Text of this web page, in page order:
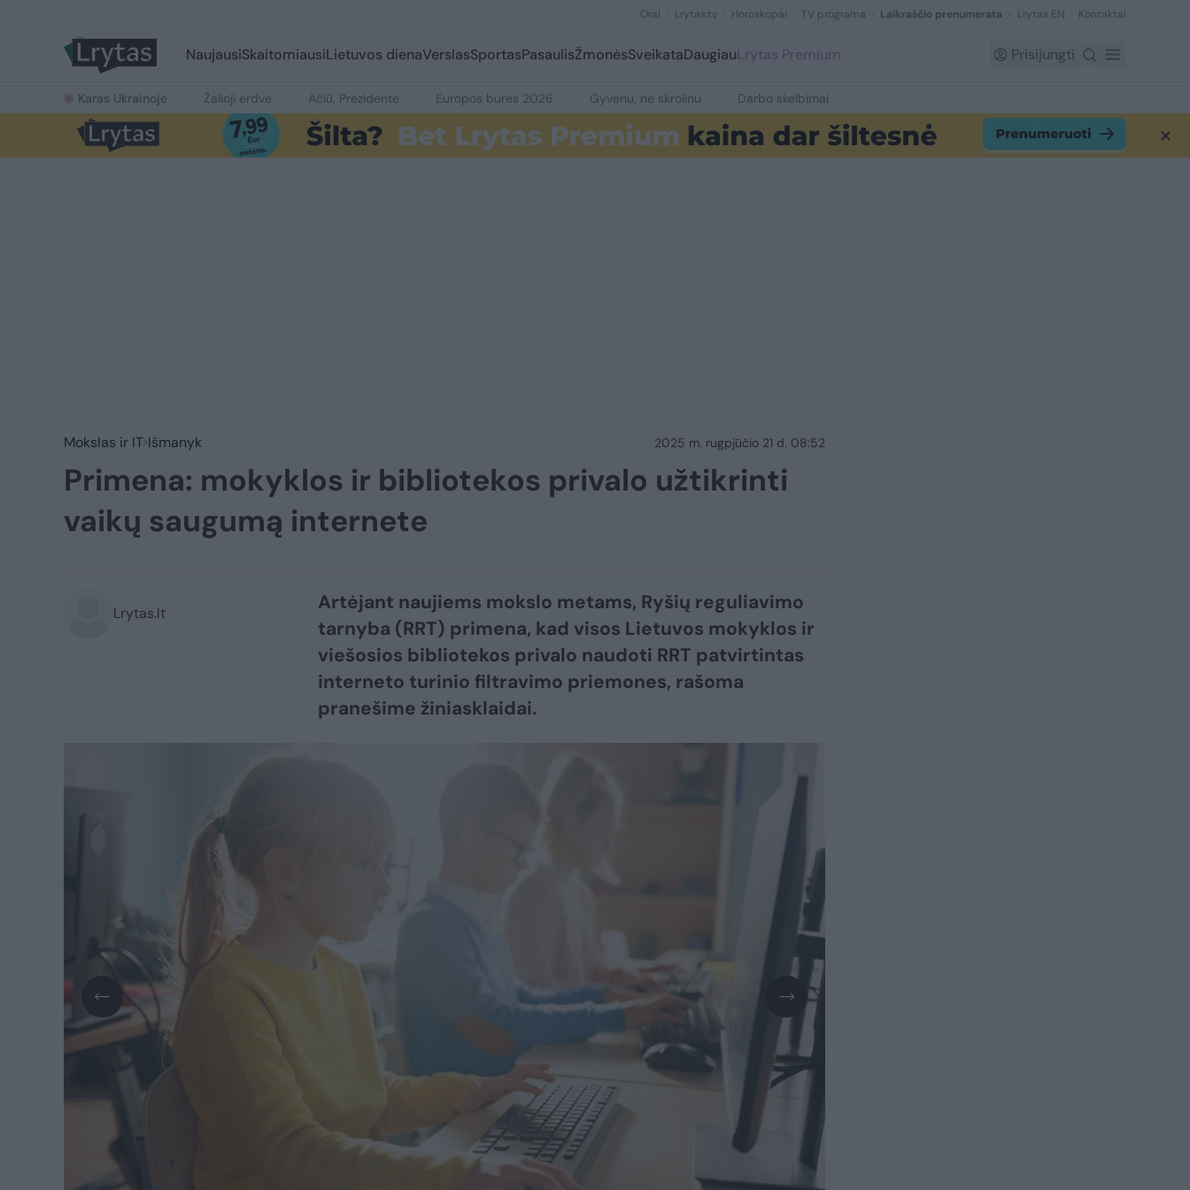
Orai Lrytas.tv Horoskopai TV programa Laikraščio prenumerata Lrytas EN Kontaktai
NaujausiSkaitomiausiLietuvos dienaVerslasSportasPasaulisŽmonėsSveikataDaugiauLrytas Premium Prisijungti
Karas Ukrainoje Žalioji erdvė Ačiū, Prezidente Europos burės 2026 Gyvenu, ne skrolinu Darbo skelbimai
Mokslas ir IT Išmanyk 2025 m. rugpjūčio 21 d. 08:52
Primena: mokyklos ir bibliotekos privalo užtikrinti
vaikų saugumą internete
Lrytas.lt
Artėjant naujiems mokslo metams, Ryšių reguliavimo
tarnyba (RRT) primena, kad visos Lietuvos mokyklos ir
viešosios bibliotekos privalo naudoti RRT patvirtintas
interneto turinio filtravimo priemones, rašoma
pranešime žiniasklaidai.